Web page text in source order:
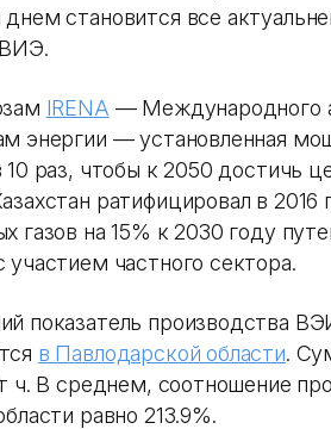
становится все
ВИЭ.
IRENA — Международного
энергии — установленная
10 раз, чтобы к 2050 достичь
ратифицировал в
газов на 15% к 2030 году
участием частного сектора.
показатель производства
в Павлодарской области.
ч. В среднем, соотношение
равно 213.9%.